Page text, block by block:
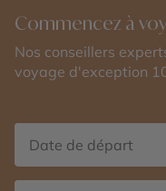
Commencez à
Nos conseillers
voyage d'exception